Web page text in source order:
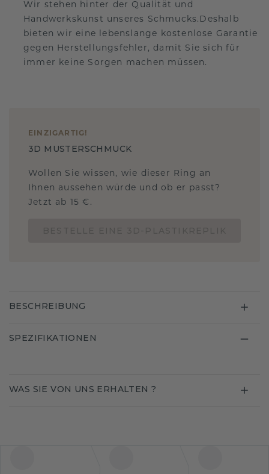
Wir stehen hinter der Qualität und
Handwerkskunst unseres Schmucks.Deshalb
bieten wir eine lebenslange kostenlose Garantie
gegen Herstellungsfehler, damit Sie sich für
immer keine Sorgen machen müssen.
EINZIGARTIG !
3D MUSTERSCHMUCK
Wollen Sie wissen, wie dieser Ring an
Ihnen aussehen würde und ob er passt?
Jetzt ab 15 €.
BESCHREIBUNG
SPEZIFIKATIONEN
WAS SIE VON UNS ERHALTEN ?